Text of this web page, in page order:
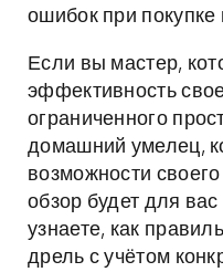
ошибок при покупке
Если вы мастер,
эффективность
ограниченного
домашний умелец,
возможности
обзор будет для
узнаете, как
дрель с учётом